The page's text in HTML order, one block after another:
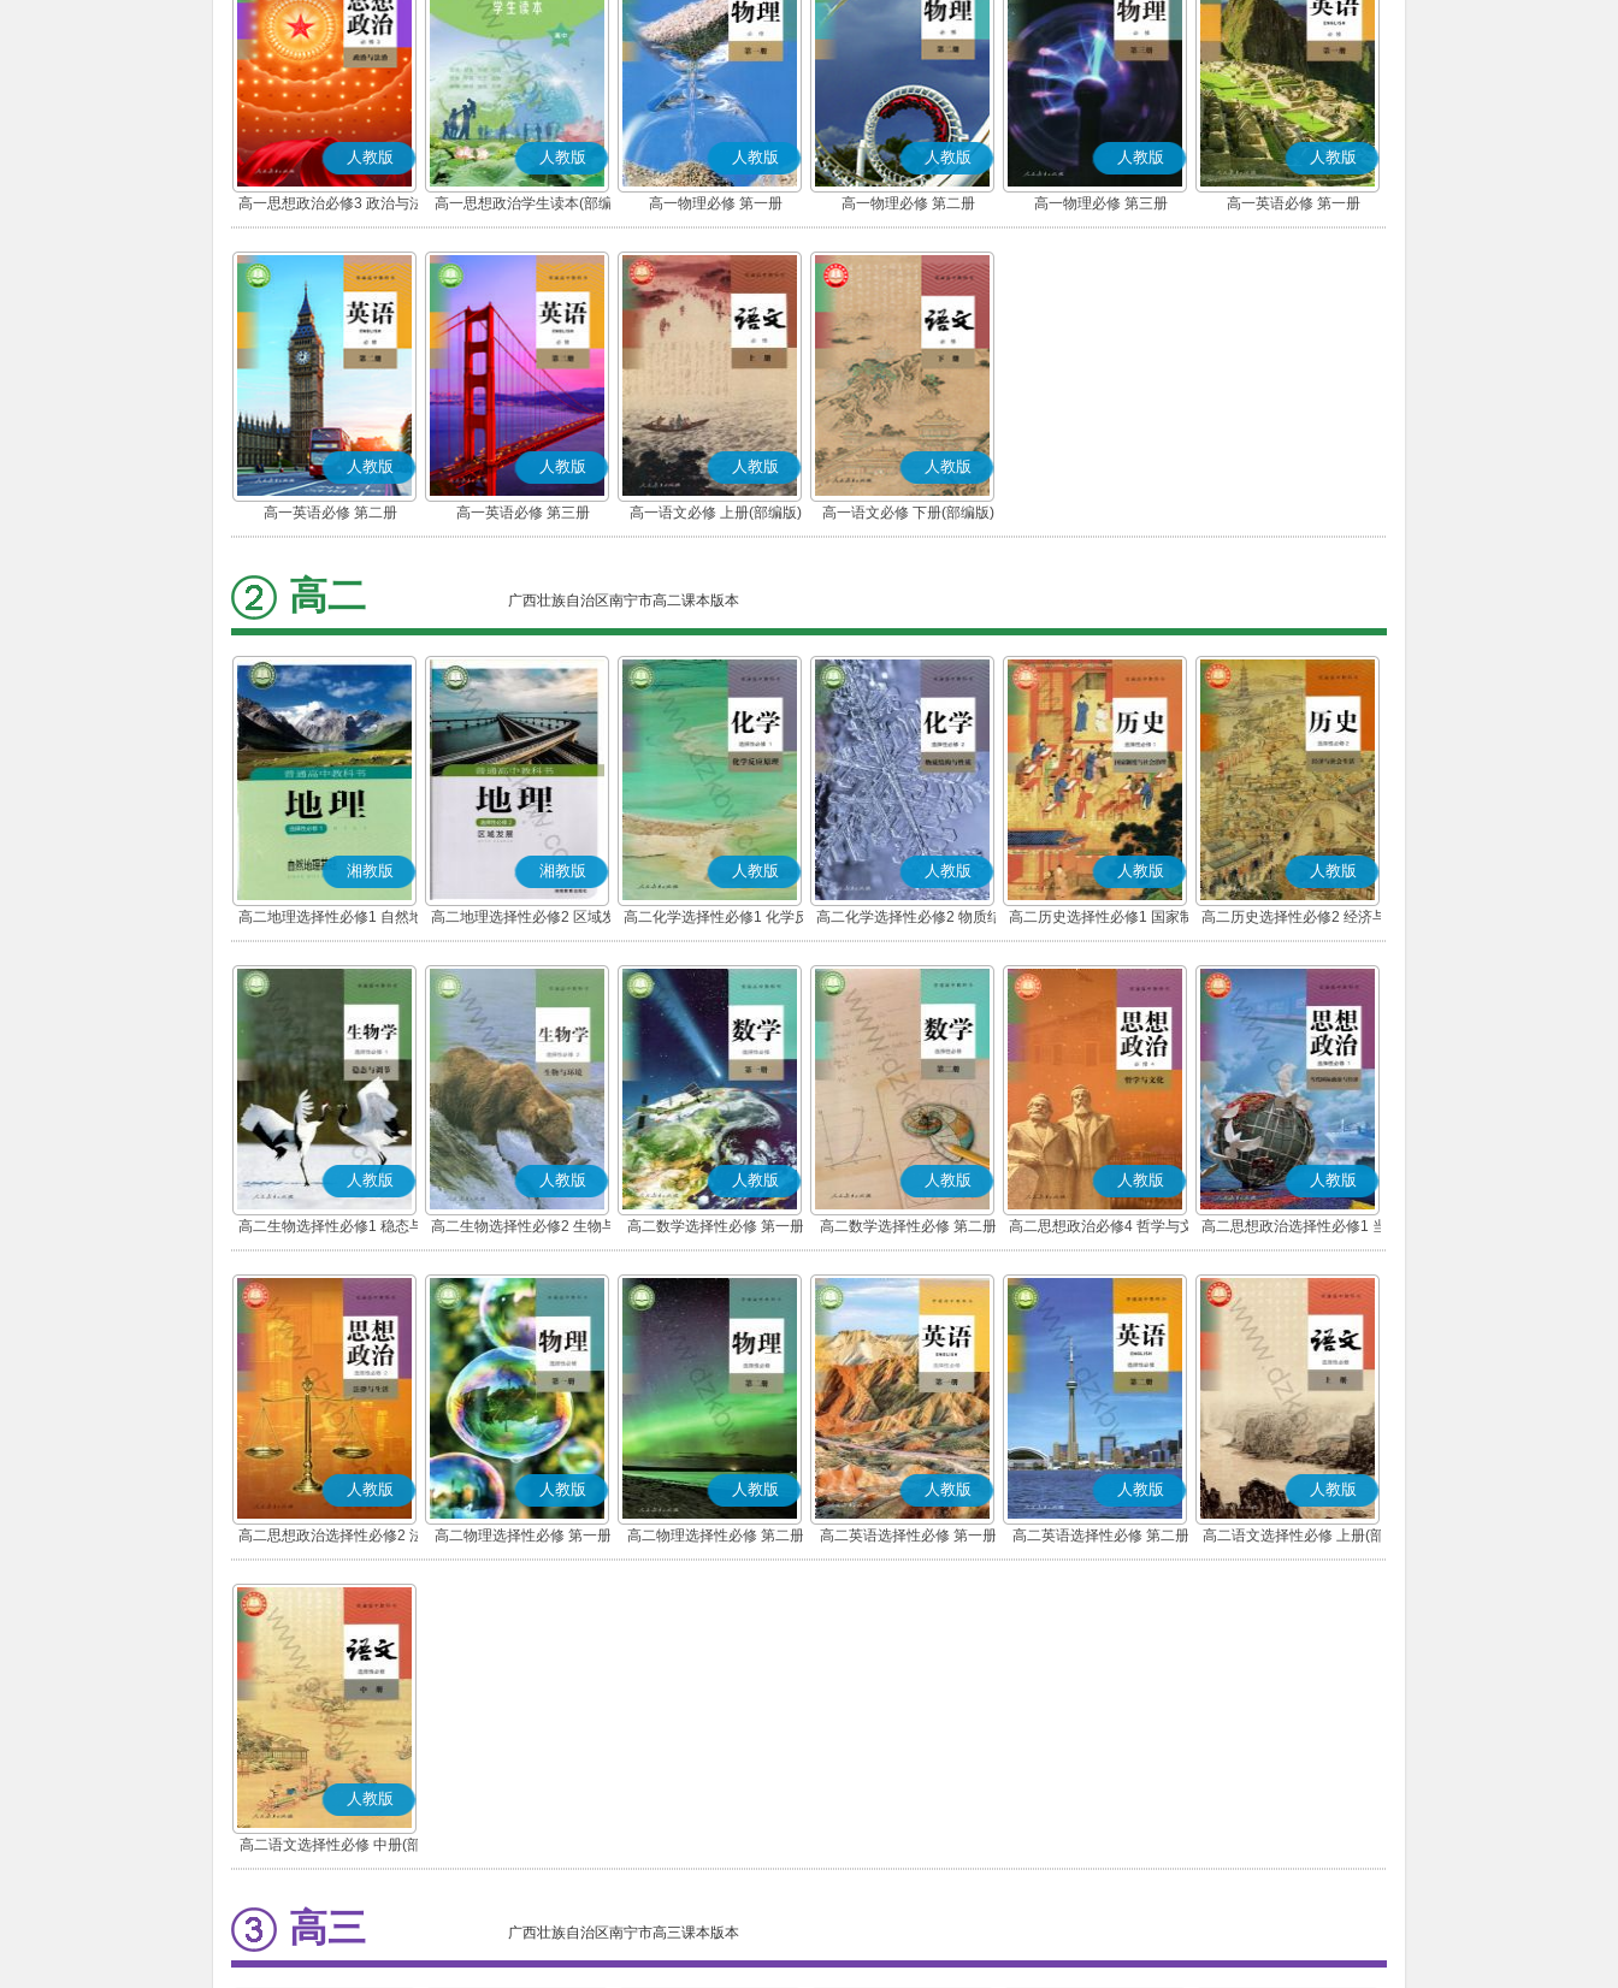
人教版
高一思想政治必修3 政治与法
治(部编版)
人教版
高一思想政治学生读本(部编
版)
人教版
高一物理必修 第一册
人教版
高一物理必修 第二册
人教版
高一物理必修 第三册
人教版
高一英语必修 第一册
人教版
高一英语必修 第二册
人教版
高一英语必修 第三册
人教版
高一语文必修 上册(部编版)
人教版
高一语文必修 下册(部编版)
高二 广西壮族自治区南宁市高二课本版本
湘教版
高二地理选择性必修1 自然地
理基础
湘教版
高二地理选择性必修2 区域发
展
人教版
高二化学选择性必修1 化学反
应原理
人教版
高二化学选择性必修2 物质结
构与性质
人教版
高二历史选择性必修1 国家制
度与社会治理(部编版)
人教版
高二历史选择性必修2 经济与
社会生活(部编版)
人教版
高二生物选择性必修1 稳态与
调节
人教版
高二生物选择性必修2 生物与
环境
人教版
高二数学选择性必修 第一册
(A版)
人教版
高二数学选择性必修 第二册
(A版)
人教版
高二思想政治必修4 哲学与文
化(部编版)
人教版
高二思想政治选择性必修1 当
代国际政治与经济(部编版)
人教版
高二思想政治选择性必修2 法
律与生活(部编版)
人教版
高二物理选择性必修 第一册
人教版
高二物理选择性必修 第二册
人教版
高二英语选择性必修 第一册
人教版
高二英语选择性必修 第二册
人教版
高二语文选择性必修 上册(部
编版)
人教版
高二语文选择性必修 中册(部
编版)
高三 广西壮族自治区南宁市高三课本版本